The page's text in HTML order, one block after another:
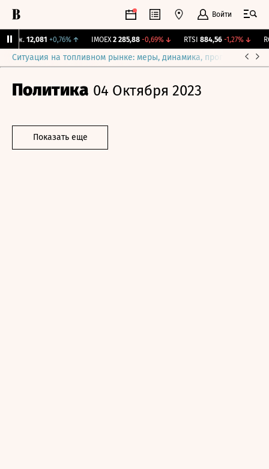
Войти
12,081 +0,76%↑ IMOEX 2 285,88 -0,69%↓ RTSI 884,56 -1,27%↓
Ситуация на топливном рынке: меры, динамика, прогнозы
Политика 04 Октября 2023
Показать еще